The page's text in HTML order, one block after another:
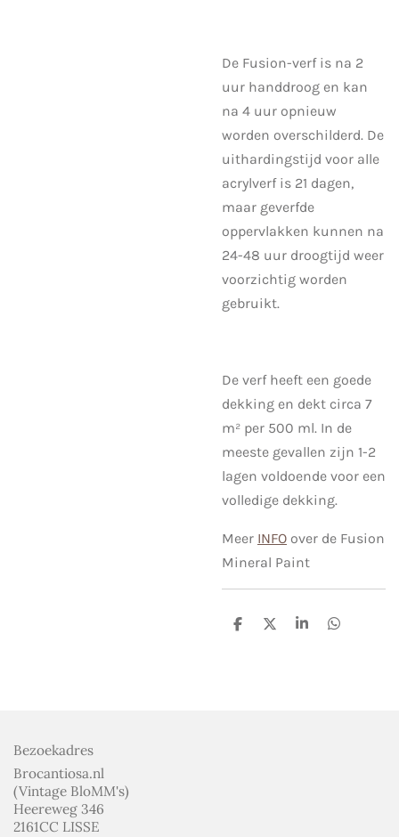
De Fusion-verf is na 2
uur handdroog en kan
na 4 uur opnieuw
worden overschilderd. De
uithardingstijd voor alle
acrylverf is 21 dagen,
maar geverfde
oppervlakken kunnen na
24-48 uur droogtijd weer
voorzichtig worden
gebruikt.
De verf heeft een goede
dekking en dekt circa 7
m² per 500 ml. In de
meeste gevallen zijn 1-2
lagen voldoende voor een
volledige dekking.
Meer INFO over de Fusion
Mineral Paint
D
D
S
D
Bezoekadres
Brocantiosa.nl
(Vintage BloMM's)
Heereweg 346
2161CC LISSE